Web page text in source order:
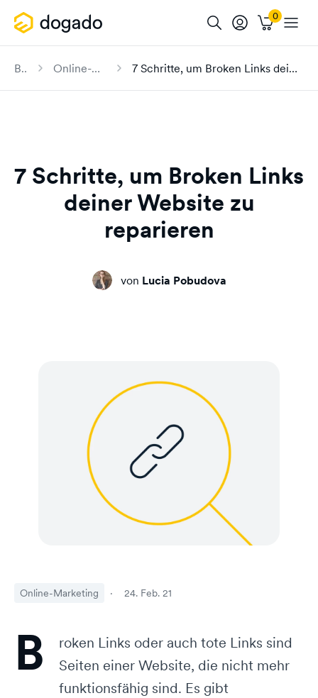
Blog Online-Marketing 7 Schritte, um Broken Links deiner Website zu reparieren
7 Schritte, um Broken Links
deiner Website zu
reparieren
von Lucia Pobudova
Online-Marketing · 24. Feb. 21
B
roken Links oder auch tote Links sind
Seiten einer Website, die nicht mehr
funktionsfähig sind. Es gibt